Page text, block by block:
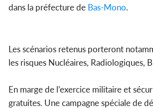
dans la préfecture de Bas-Mono.
Les scénarios retenus porteront
les risques Nucléaires, Radiologiques,
En marge de l’exercice militaire et
gratuites. Une campagne spéciale de